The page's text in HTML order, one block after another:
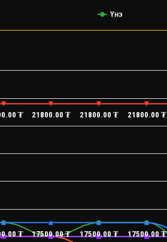
Үнэ
₮
17500.00 ₮ 17500.00 ₮
17500.00 ₮
₮ 21800.00 ₮ 21800.00 ₮ 21800.00 ₮